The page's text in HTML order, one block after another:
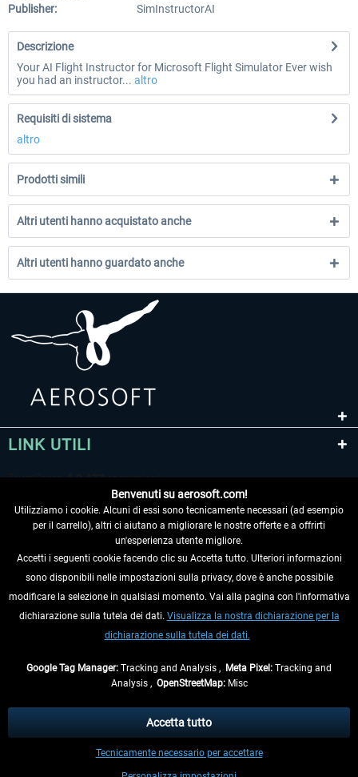
Publisher:
SimInstructorAI
Descrizione
Your AI Flight Instructor for Microsoft Flight Simulator Ever wish
you had an instructor... altro
Requisiti di sistema
altro
Prodotti simili
Altri utenti hanno acquistato anche
Altri utenti hanno guardato anche
LINK UTILI
RECEDERE DAL CONTRATTO
INFORMAZIONI
eventualmente le spese di spedizione, se non diversamente descritto.
** Riguarda le spedizioni al di fuori della Germania, i tempi di consegna per le
altre nazioni sono disponibili nelleinformazioni di spedizione
Benvenuti su aerosoft.com!
Utilizziamo i cookie. Alcuni di essi sono tecnicamente necessari (ad esempio
per il carrello), altri ci aiutano a migliorare le nostre offerte e a offrirti
un'esperienza utente migliore.
Accetti i seguenti cookie facendo clic su Accetta tutto. Ulteriori informazioni
sono disponibili nelle impostazioni sulla privacy, dove è anche possibile
modificare la selezione in qualsiasi momento. Vai alla pagina con l'informativa
dichiarazione sulla tutela dei dati. Visualizza la nostra dichiarazione per la
dichiarazione sulla tutela dei dati.
Google Tag Manager: Tracking and Analysis , Meta Pixel: Tracking and
Analysis , OpenStreetMap:Misc
Tecnicamente necessario per accettare
Accetta tutto